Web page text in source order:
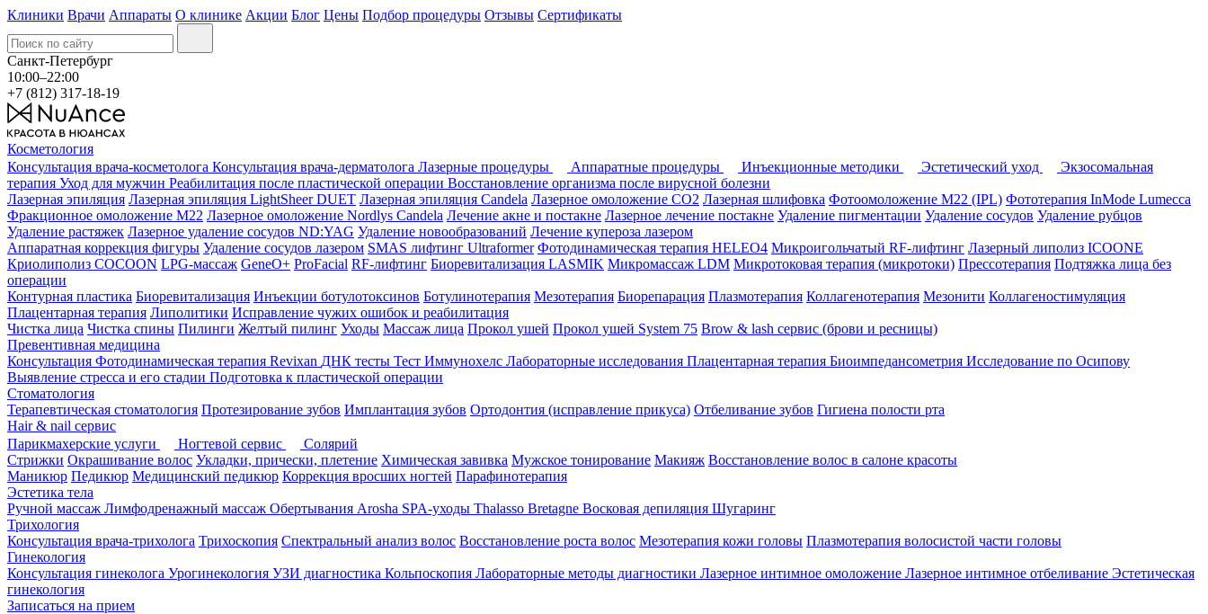
Клиники Врачи Аппараты О клинике Акции Блог Цены Подбор процедуры Отзывы Сертификаты
Санкт-Петербург
10:00–22:00
+7 (812) 317-18-19
Косметология
Консультация врача-косметолога Консультация врача-дерматолога Лазерные процедуры Аппаратные процедуры Инъекционные методики Эстетический уход
Экзосомальная
терапия Уход для мужчин Реабилитация после пластической операции Восстановление организма после вирусной болезни
Лазерная эпиляция Лазерная эпиляция LightSheer DUET Лазерная эпиляция Candela Лазерное омоложение СО2 Лазерная шлифовка Фотоомоложение M22 (IPL) Фототерапия InMode Lumecca
Фракционное омоложение M22 Лазерное омоложение Nordlys Candela Лечение акне и постакне Лазерное лечение постакне Удаление пигментации Удаление сосудов Удаление рубцов
Удаление растяжек Лазерное удаление сосудов ND:YAG Удаление новообразований Лечение купероза лазером
Аппаратная коррекция фигуры Удаление сосудов лазером SMAS лифтинг Ultraformer Фотодинамическая терапия HELEO4 Микроигольчатый RF-лифтинг Лазерный липолиз ICOONE
Криолиполиз COCOON LPG-массаж GeneO+ ProFacial RF-лифтинг Биоревитализация LASMIK Микромассаж LDM Микротоковая терапия (микротоки) Прессотерапия Подтяжка лица без
операции
Контурная пластика Биоревитализация Инъекции ботулотоксинов Ботулинотерапия Мезотерапия Биорепарация Плазмотерапия Коллагенотерапия Мезонити Коллагеностимуляция
Плацентарная терапия Липолитики Исправление чужих ошибок и реабилитация
Чистка лица Чистка спины Пилинги Желтый пилинг Уходы Массаж лица Прокол ушей Прокол ушей System 75 Brow & lash сервис (брови и ресницы)
Превентивная медицина
Консультация Фотодинамическая терапия Revixan ДНК тесты Тест Иммунохелс Лабораторные исследования Плацентарная терапия Биоимпедансометрия Исследование по Осипову
Выявление стресса и его стадии Подготовка к пластической операции
Стоматология
Терапевтическая стоматология Протезирование зубов Имплантация зубов Ортодонтия (исправление прикуса) Отбеливание зубов Гигиена полости рта
Hair & nail сервис
Парикмахерские услуги
Ногтевой сервис
Солярий
Стрижки Окрашивание волос Укладки, прически, плетение Химическая завивка Мужское тонирование Макияж Восстановление волос в салоне красоты
Маникюр Педикюр Медицинский педикюр Коррекция вросших ногтей Парафинотерапия
Эстетика тела
Ручной массаж Лимфодренажный массаж Обертывания Arosha SPA-уходы Thalasso Bretagne Восковая депиляция Шугаринг
Трихология
Консультация врача-трихолога Трихоскопия Спектральный анализ волос Восстановление роста волос Мезотерапия кожи головы Плазмотерапия волосистой части головы
Гинекология
Консультация гинеколога Урогинекология УЗИ диагностика Кольпоскопия Лабораторные методы диагностики Лазерное интимное омоложение Лазерное интимное отбеливание Эстетическая
гинекология
Записаться на прием